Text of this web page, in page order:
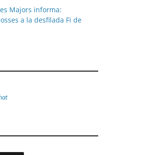
Majors informa:
a la desfilada Fi de